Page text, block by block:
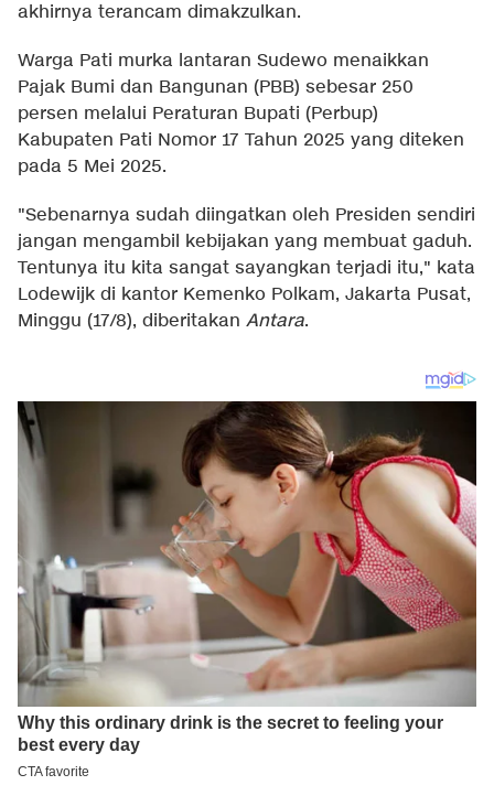
akhirnya terancam dimakzulkan.
Warga Pati murka lantaran Sudewo menaikkan
Pajak Bumi dan Bangunan (PBB) sebesar 250
persen melalui Peraturan Bupati (Perbup)
Kabupaten Pati Nomor 17 Tahun 2025 yang diteken
pada 5 Mei 2025.
"Sebenarnya sudah diingatkan oleh Presiden sendiri
jangan mengambil kebijakan yang membuat gaduh.
Tentunya itu kita sangat sayangkan terjadi itu," kata
Lodewijk di kantor Kemenko Polkam, Jakarta Pusat,
Minggu (17/8), diberitakan Antara.